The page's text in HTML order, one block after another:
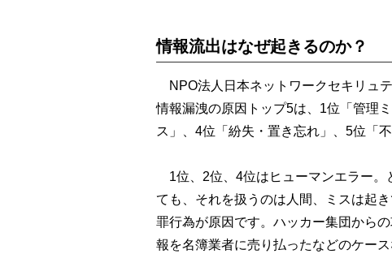
情報流出はなぜ起きるのか？
NPO法人日本ネットワークセキリュ
情報漏洩の原因トップ5は、1位「管理
ス」、4位「紛失・置き忘れ」、5位「
1位、2位、4位はヒューマンエラー。
ても、それを扱うのは人間、ミスは起
罪行為が原因です。ハッカー集団から
報を名簿業者に売り払ったなどのケー